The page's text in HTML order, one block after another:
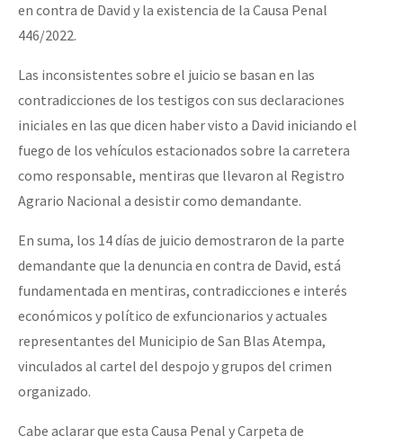
en contra de David y la existencia de la Causa Penal
446/2022.
Las inconsistentes sobre el juicio se basan en las
contradicciones de los testigos con sus declaraciones
iniciales en las que dicen haber visto a David iniciando el
fuego de los vehículos estacionados sobre la carretera
como responsable, mentiras que llevaron al Registro
Agrario Nacional a desistir como demandante.
En suma, los 14 días de juicio demostraron de la parte
demandante que la denuncia en contra de David, está
fundamentada en mentiras, contradicciones e interés
económicos y político de exfuncionarios y actuales
representantes del Municipio de San Blas Atempa,
vinculados al cartel del despojo y grupos del crimen
organizado.
Cabe aclarar que esta Causa Penal y Carpeta de